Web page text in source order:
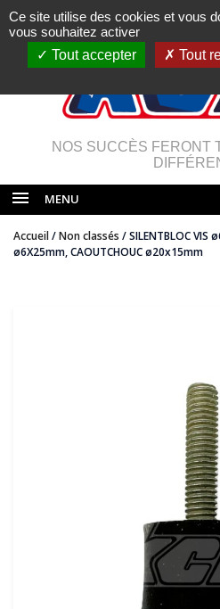
NOS SUCCÈS FERONT
MENU
Accueil/Non classés / SILENTBLOC VIS
ø6X25mm, CAOUTCHOUC ø20x15mm
Ce site utilise des cookies et vous
vous souhaitez activer
Tout accepter
Tout